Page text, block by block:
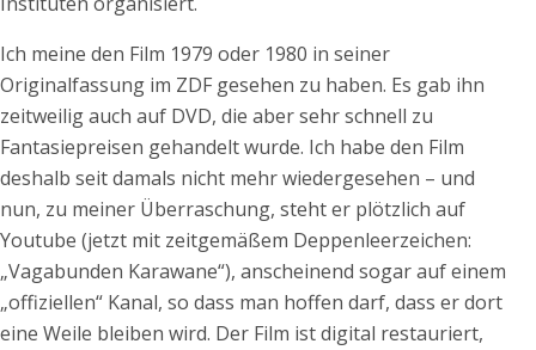
Ich meine den Film 1979 oder 1980 in seiner
Originalfassung im ZDF gesehen zu haben. Es gab ihn
zeitweilig auch auf DVD, die aber sehr schnell zu
Fantasiepreisen gehandelt wurde. Ich habe den Film
deshalb seit damals nicht mehr wiedergesehen – und
nun, zu meiner Überraschung, steht er plötzlich auf
Youtube (jetzt mit zeitgemäßem Deppenleerzeichen:
„Vagabunden Karawane“), anscheinend sogar auf einem
„offiziellen“ Kanal, so dass man hoffen darf, dass er dort
eine Weile bleiben wird. Der Film ist digital restauriert,